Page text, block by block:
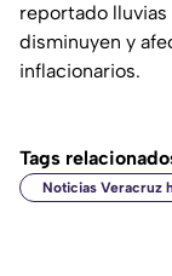
reportado lluvias
disminuyen y
inflacionarios.
Tags
Noticias Veracruz